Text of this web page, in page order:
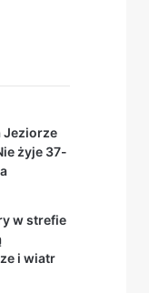
Jeziorze
żyje 37-
w strefie
i wiatr